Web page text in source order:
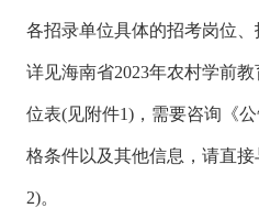
各招录单位具体的招考岗位
详见海南省2023年农村学前
位表(见附件1)，需要咨询《
格条件以及其他信息，请直
2)。